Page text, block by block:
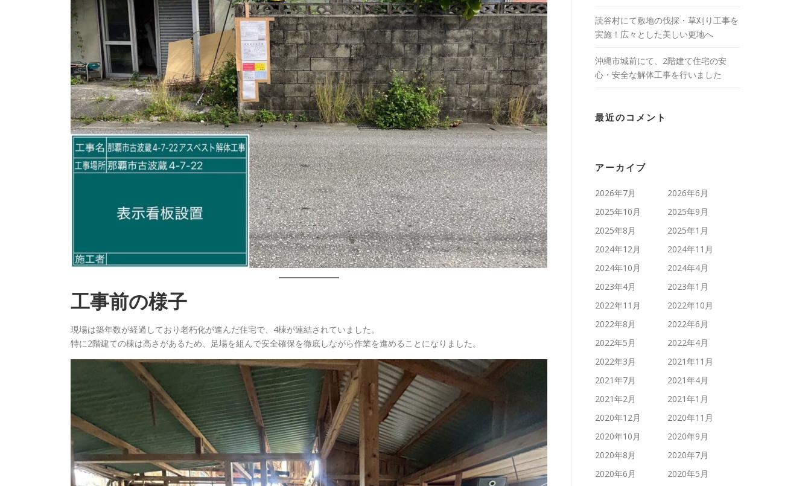
工事前の様子
現場は築年数が経過しており老朽化が進んだ住宅で、4棟が連結されていました。
特に2階建ての棟は高さがあるため、足場を組んで安全確保を徹底しながら作業を進めることになりました。
読谷村にて敷地の伐採・草刈り工事を
実施！広々とした美しい更地へ
沖縄市城前にて、2階建て住宅の安
心・安全な解体工事を行いました
最近のコメント
アーカイブ
2026年7月
2026年6月
2025年10月
2025年9月
2025年8月
2025年1月
2024年12月
2024年11月
2024年10月
2024年4月
2023年4月
2023年1月
2022年11月
2022年10月
2022年8月
2022年6月
2022年5月
2022年4月
2022年3月
2021年11月
2021年7月
2021年4月
2021年2月
2021年1月
2020年12月
2020年11月
2020年10月
2020年9月
2020年8月
2020年7月
2020年6月
2020年5月